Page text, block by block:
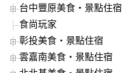
台中豐原美食‧景點住宿
食尚玩家
彰投美食‧景點住宿
雲嘉南美食‧景點住宿